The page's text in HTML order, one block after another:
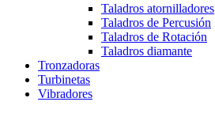
Taladros atornilladores
Taladros de Percusión
Taladros de Rotación
Taladros diamante
Tronzadoras
Turbinetas
Vibradores